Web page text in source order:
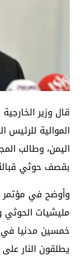
قال وزير
الموالية
اليمن، وطالب
بقصف حوثي
وأوضح في مؤتمر
مليشيات الحوثي
خمسين مدنيا في
يطلقون النار